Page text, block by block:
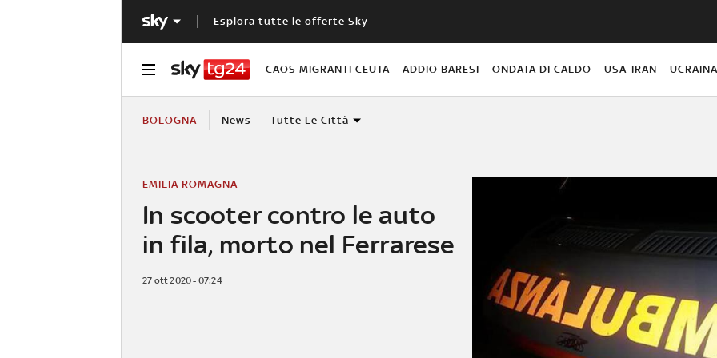
Esplora tutte le offerte Sky
CAOS MIGRANTI CEUTA ADDIO BARESI ONDATA DI CALDO USA-IRAN
BOLOGNA News Tutte Le Città
In scooter contro le auto
in fila, morto nel Ferrarese
EMILIA ROMAGNA
27 ott 2020 - 07:24